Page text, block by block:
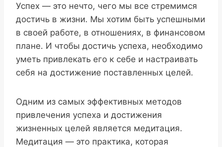
Успех — это нечто, чего мы все стремимся
достичь в жизни. Мы хотим быть успешными
в своей работе, в отношениях, в финансовом
плане. И чтобы достичь успеха, необходимо
уметь привлекать его к себе и настраивать
себя на достижение поставленных целей.
Одним из самых эффективных методов
привлечения успеха и достижения
жизненных целей является медитация.
Медитация — это практика, которая